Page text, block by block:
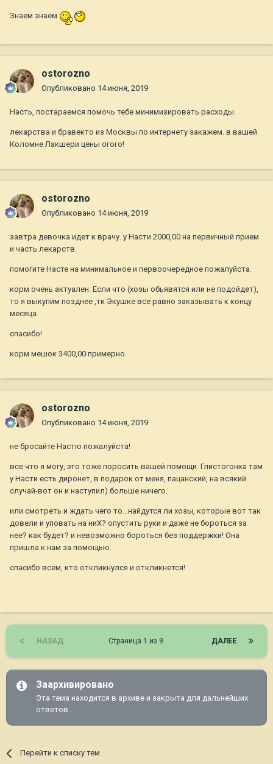
Знаем знаем
ostorozno
Опубликовано 14 июня, 2019
Насть, постараемся помочь тебе минимизировать расходы.
лекарства и бравекто из Москвы по интернету закажем. в вашей
Коломне Лакшери цены огого!
ostorozno
Опубликовано 14 июня, 2019
завтра девочка идет к врачу. у Насти 2000,00 на первичный прием
и часть лекарств.
помогите Насте на минимальное и первоочередное пожалуйста.
корм очень актуален. Если что (хозы обьявятся или не подойдет),
то я выкупим позднее ,тк Экушке все равно заказывать к концу
месяца.
спасибо!
корм мешок 3400,00 примерно
ostorozno
Опубликовано 14 июня, 2019
не бросайте Настю пожалуйста!
все что я могу, это тоже поросить вашей помощи. Глистогонка там
у Насти есть диронет, в подарок от меня, пацанский, на всякий
случай-вот он и наступил) больше ничего.
или смотреть и ждать чего то...найдутся ли хозы, которые вот так
довели и уповать на ниХ? опустить руки и даже не бороться за
нее? как будет? и невозможно бороться без поддержки! Она
пришла к нам за помощью.
спасибо всем, кто откликнулся и откликнется!
НАЗАД ДАЛЕЕ
Страница 1 из 9
Заархивировано
Эта тема находится в архиве и закрыта для дальнейших
ответов.
Перейти к списку тем